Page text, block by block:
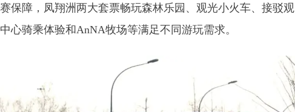
保障，凤翔洲两大套票畅玩森林乐园、观光小火车、接驳观
心骑乘体验和AnNA牧场等满足不同游玩需求。